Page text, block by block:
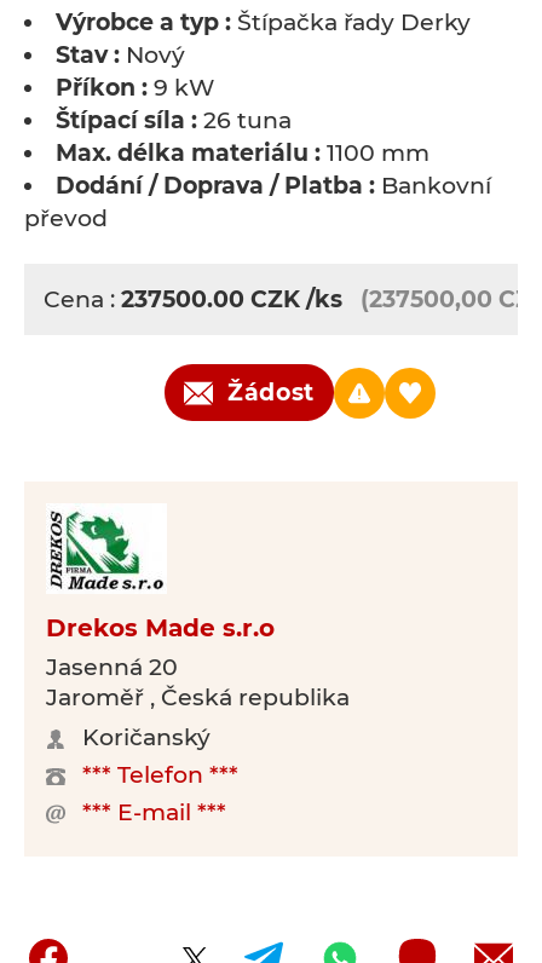
Výrobce a typ : Štípačka řady Derky
Stav : Nový
Příkon : 9 kW
Štípací síla : 26 tuna
Max. délka materiálu : 1100 mm
Dodání / Doprava / Platba : Bankovní
převod
Cena : 237500.00 CZK /ks (237500,00
Žádost
Drekos Made s.r.o
Jasenná 20
Jaroměř , Česká republika
Koričanský
*** Telefon ***
*** E-mail ***